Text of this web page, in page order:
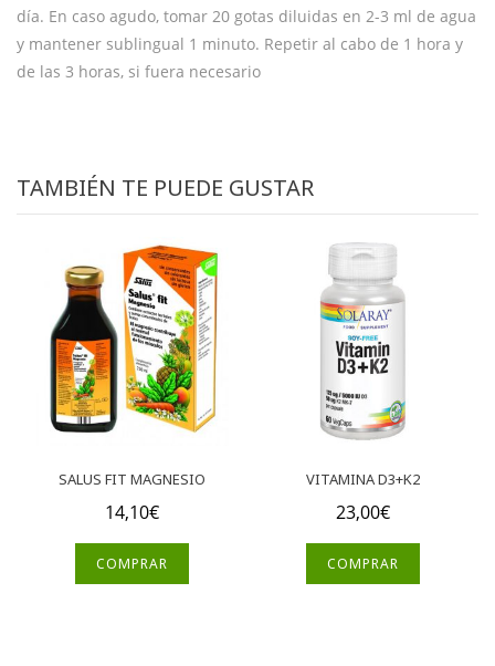
día. En caso agudo, tomar 20 gotas diluidas en 2-3 ml de agua
y mantener sublingual 1 minuto. Repetir al cabo de 1 hora y
de las 3 horas, si fuera necesario
TAMBIÉN TE PUEDE GUSTAR
SALUS FIT MAGNESIO
14,10€
COMPRAR
VITAMINA D3+K2
23,00€
COMPRAR